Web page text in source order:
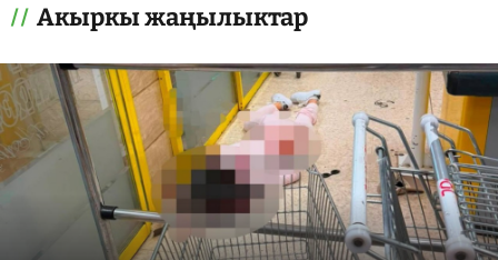
Акыркы жаңылыктар